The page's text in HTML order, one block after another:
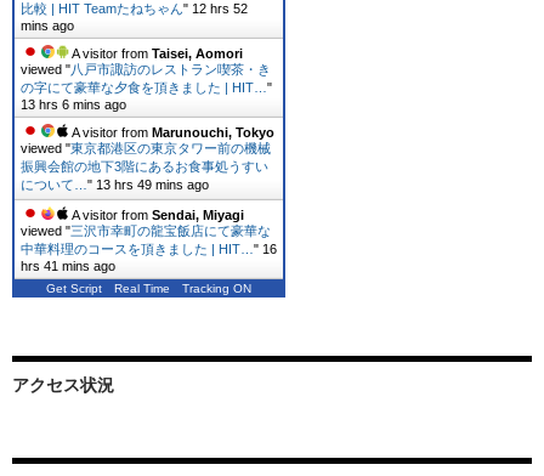
比較 | HIT Teamたねちゃん" 12 hrs 52
mins ago
A visitor from Taisei, Aomori
viewed "八戸市諏訪のレストラン喫茶・き
の字にて豪華な夕食を頂きました | HIT… "
13 hrs 6 mins ago
A visitor from Marunouchi, Tokyo
viewed "東京都港区の東京タワー前の機械
振興会館の地下3階にあるお食事処うすい
について… " 13 hrs 49 mins ago
A visitor from Sendai, Miyagi
viewed "三沢市幸町の龍宝飯店にて豪華な
中華料理のコースを頂きました | HIT… " 16
hrs 41 mins ago
Get Script Real Time Tracking ON
アクセス状況